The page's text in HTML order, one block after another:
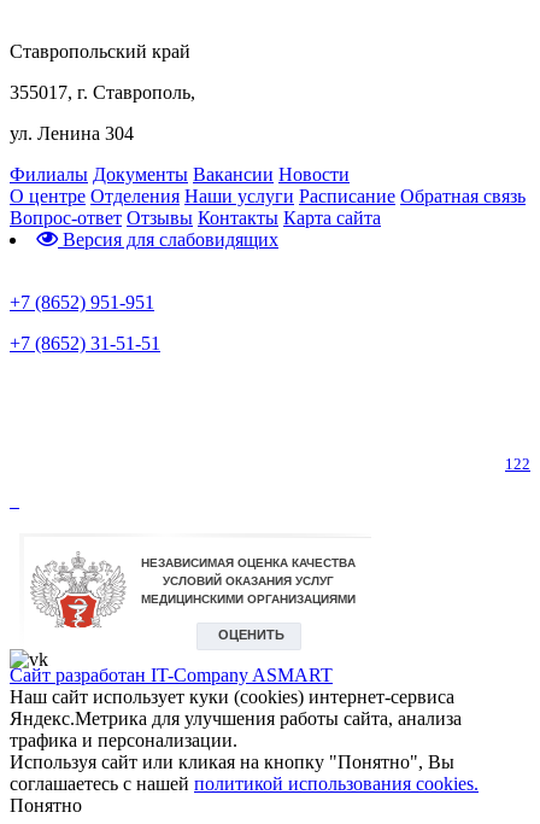
Ставропольский край
355017, г. Ставрополь,
ул. Ленина 304
Филиалы Документы Вакансии Новости
О центре Отделения Наши услуги Расписание Обратная связь
Вопрос-ответ Отзывы Контакты Карта сайта
Версия для слабовидящих
+7 (8652) 951-951
+7 (8652) 31-51-51
122
Сайт разработан IT-Company ASMART
Наш сайт использует куки (cookies) интернет-сервиса
Яндекс.Метрика для улучшения работы сайта, анализа
трафика и персонализации.
Используя сайт или кликая на кнопку "Понятно", Вы
соглашаетесь с нашей политикой использования cookies.
Понятно